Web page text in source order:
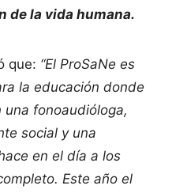
de la vida humana.
que: “El ProSaNe es
la educación donde
una fonoaudióloga,
social y una
en el día a los
Este año el